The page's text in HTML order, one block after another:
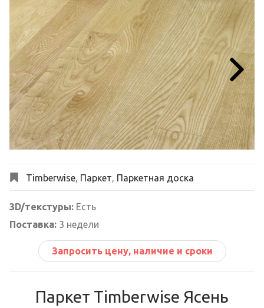
Next
Timberwise, Паркет, Паркетная доска
3D/текстуры: Есть
Поставка: 3 недели
Запросить цену, наличие и сроки
Паркет Timberwise Ясень